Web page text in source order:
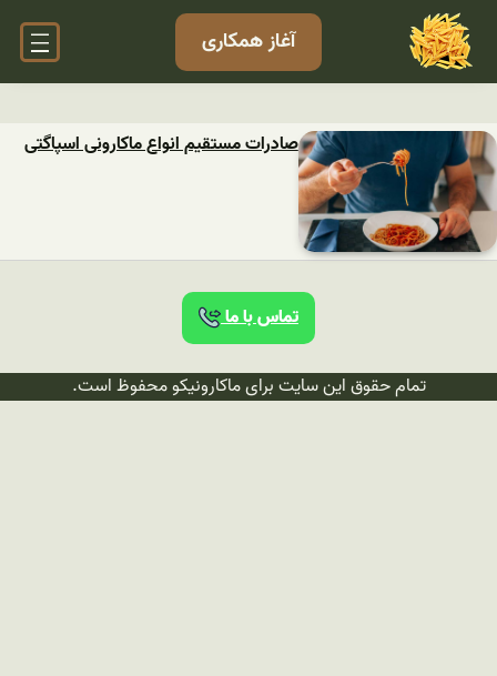
آغاز همکاری
صادرات مستقیم انواع ماکارونی اسپاگتی
تماس با ما
تمام حقوق این سایت برای ماکارونیکو محفوظ است.